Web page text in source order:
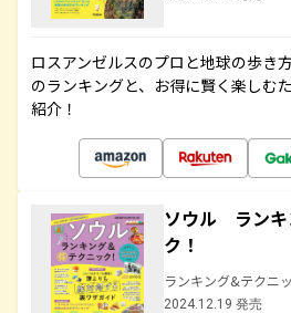
ロスアンゼルスのプロと地球の歩き
のランキングと、お得に賢く楽しむ
紹介！
ソウル ランキ
ク！
ランキング&テクニ
2024.12.19 発売